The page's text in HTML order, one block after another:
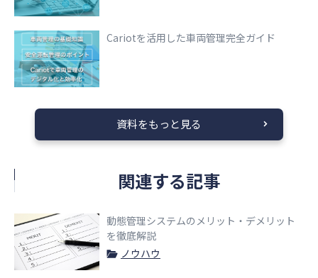
Cariotを活用した車両管理完全ガイド
資料をもっと見る
関連する記事
動態管理システムのメリット・デメリット
を徹底解説
ノウハウ